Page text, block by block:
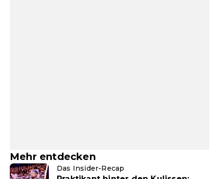
Mehr entdecken
Das Insider-Recap